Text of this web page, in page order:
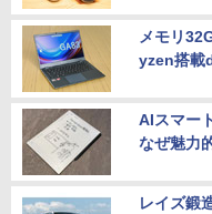
メモリ
yzen搭載
AIスマー
なぜ魅力
レイズ鍛